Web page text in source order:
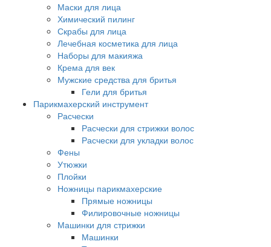
Маски для лица
Химический пилинг
Скрабы для лица
Лечебная косметика для лица
Наборы для макияжа
Крема для век
Мужские средства для бритья
Гели для бритья
Парикмахерский инструмент
Расчески
Расчески для стрижки волос
Расчески для укладки волос
Фены
Утюжки
Плойки
Ножницы парикмахерские
Прямые ножницы
Филировочные ножницы
Машинки для стрижки
Машинки